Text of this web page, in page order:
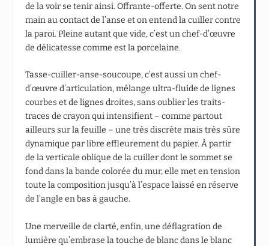
de la voir se tenir ainsi. Offrante-offerte. On sent notre
main au contact de l’anse et on entend la cuiller contre
la paroi. Pleine autant que vide, c’est un chef-d’œuvre
de délicatesse comme est la porcelaine.
Tasse-cuiller-anse-soucoupe, c’est aussi un chef-
d’œuvre d’articula­tion, mélange ultra-fluide de lignes
courbes et de lignes droites, sans oublier les traits-
traces de crayon qui intensifient – comme partout
ailleurs sur la feuille – une très discrète mais très sûre
dynamique par libre effleurement du papier. À partir
de la verticale oblique de la cuiller dont le sommet se
fond dans la bande colorée du mur, elle met en tension
toute la composition jusqu’à l’espace laissé en réserve
de l’angle en bas à gauche.
Une merveille de clarté, enfin, une déflagration de
lumière qu’embrase la touche de blanc dans le blanc